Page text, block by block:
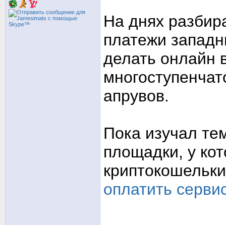
На днях
платежи
делать онлайн
апрувов.
Пока изучал
площадки, у
оплатить